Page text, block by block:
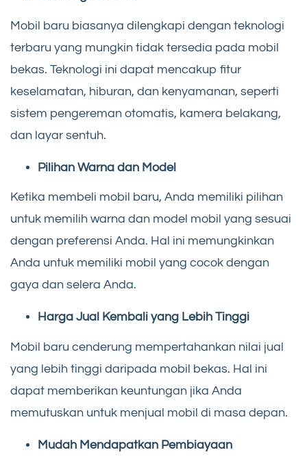
Mobil baru biasanya dilengkapi dengan teknologi
terbaru yang mungkin tidak tersedia pada mobil
bekas. Teknologi ini dapat mencakup fitur
keselamatan, hiburan, dan kenyamanan, seperti
sistem pengereman otomatis, kamera belakang,
dan layar sentuh.
Pilihan Warna dan Model
Ketika membeli mobil baru, Anda memiliki pilihan
untuk memilih warna dan model mobil yang sesuai
dengan preferensi Anda. Hal ini memungkinkan
Anda untuk memiliki mobil yang cocok dengan
gaya dan selera Anda.
Harga Jual Kembali yang Lebih Tinggi
Mobil baru cenderung mempertahankan nilai jual
yang lebih tinggi daripada mobil bekas. Hal ini
dapat memberikan keuntungan jika Anda
memutuskan untuk menjual mobil di masa depan.
Mudah Mendapatkan Pembiayaan